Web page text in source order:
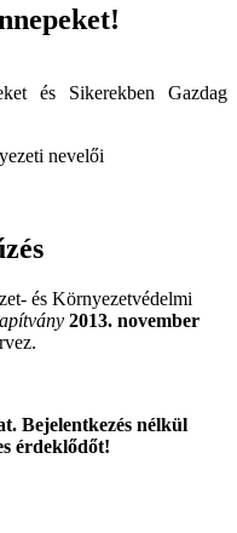
és Sikerekben Gazdag
nevelői
és Környezetvédelmi
2013. november
Bejelentkezés nélkül
érdeklődőt!